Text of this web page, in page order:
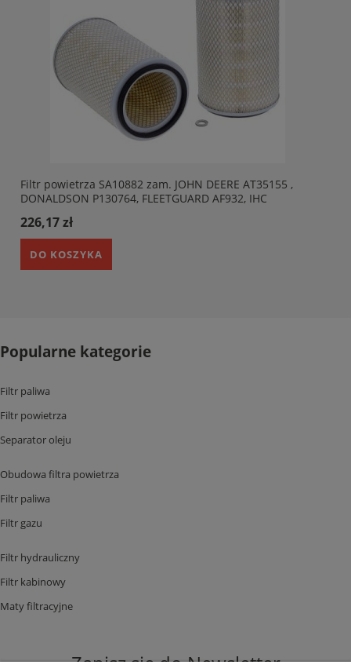
Filtr powietrza SA10882 zam. JOHN DEERE AT35155 ,
DONALDSON P130764, FLEETGUARD AF932, IHC
226,17 zł
DO KOSZYKA
Popularne kategorie
Filtr paliwa
Filtr powietrza
Separator oleju
Obudowa filtra powietrza
Filtr paliwa
Filtr gazu
Filtr hydrauliczny
Filtr kabinowy
Maty filtracyjne
Zapisz się do Newsletter